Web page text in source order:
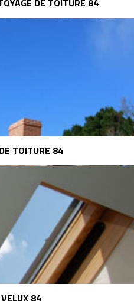
DE TOITURE 84
TOITURE 84
84